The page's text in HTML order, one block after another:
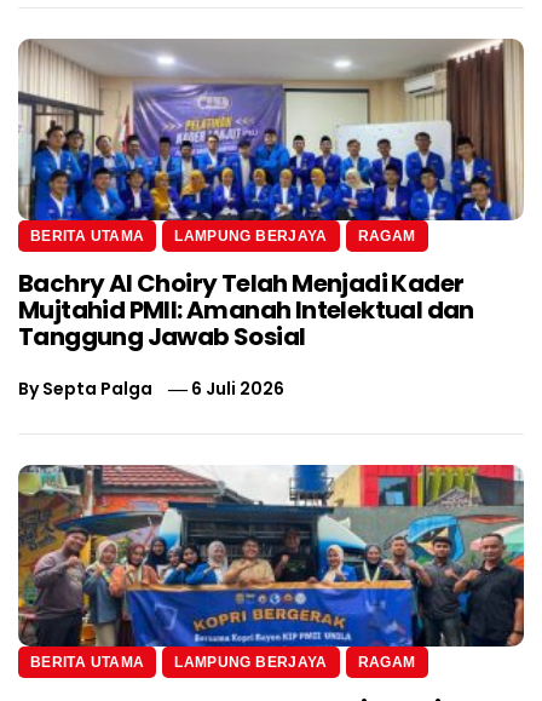
BERITA UTAMA LAMPUNG BERJAYA RAGAM
Bachry Al Choiry Telah Menjadi Kader
Mujtahid PMII: Amanah Intelektual dan
Tanggung Jawab Sosial
BySepta Palga 6 Juli 2026
BERITA UTAMA LAMPUNG BERJAYA RAGAM